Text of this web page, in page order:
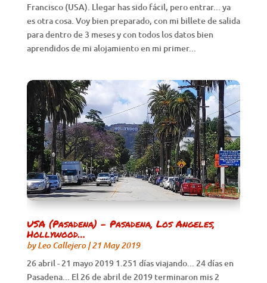
Francisco (USA). Llegar has sido fácil, pero entrar... ya
es otra cosa. Voy bien preparado, con mi billete de salida
para dentro de 3 meses y con todos los datos bien
aprendidos de mi alojamiento en mi primer...
USA (Pasadena) – Pasadena, Los Angeles,
Hollywood…
byLeo Callejero|21 May 2019
26 abril - 21 mayo 2019 1.251 días viajando... 24 días en
Pasadena... El 26 de abril de 2019 terminaron mis 2